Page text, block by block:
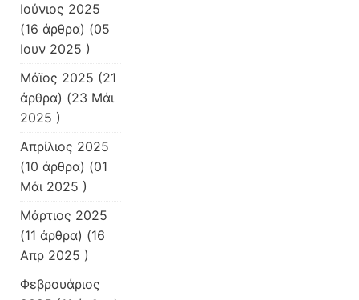
Ιούνιος 2025
(16 άρθρα) (05
Ιουν 2025 )
Μάϊος 2025 (21
άρθρα) (23 Μάι
2025 )
Απρίλιος 2025
(10 άρθρα) (01
Μάι 2025 )
Μάρτιος 2025
(11 άρθρα) (16
Απρ 2025 )
Φεβρουάριος